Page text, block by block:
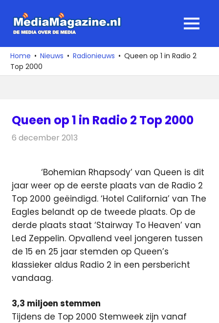
naar
media
over
de
MENU
Home Nieuws Radionieuws
Queen op 1 in Radio 2
Top 2000
Queen op 1 in Radio 2 Top 2000
6 december 2013
‘Bohemian Rhapsody’ van Queen is dit
jaar weer op de eerste plaats van de Radio 2
Top 2000 geëindigd. ‘Hotel California’ van The
Eagles belandt op de tweede plaats. Op de
derde plaats staat ‘Stairway To Heaven’ van
Led Zeppelin. Opvallend veel jongeren tussen
de 15 en 25 jaar stemden op Queen’s
klassieker aldus Radio 2 in een persbericht
vandaag.
3,3 miljoen stemmen
Tijdens de Top 2000 Stemweek zijn vanaf